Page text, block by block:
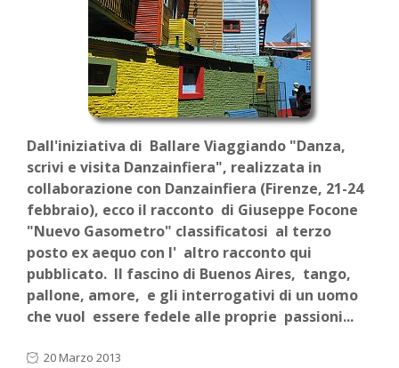
Dall'iniziativa di Ballare Viaggiando "Danza,
scrivi e visita Danzainfiera", realizzata in
collaborazione con Danzainfiera (Firenze, 21-24
febbraio), ecco il racconto di Giuseppe Focone
"Nuevo Gasometro" classificatosi al terzo
posto ex aequo con l' altro racconto qui
pubblicato. Il fascino di Buenos Aires, tango,
pallone, amore, e gli interrogativi di un uomo
che vuol essere fedele alle proprie passioni...
20 Marzo 2013